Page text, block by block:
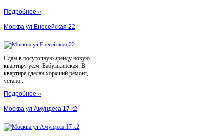
Подробнее »
Москва ул.Енесейская 22
Сдам в посуточную аренду новую
квартиру ус.м. Бабушкинская. В
квартире сделан хороший ремонт,
устано...
Подробнее »
Москва ул.Амундеса 17 к2